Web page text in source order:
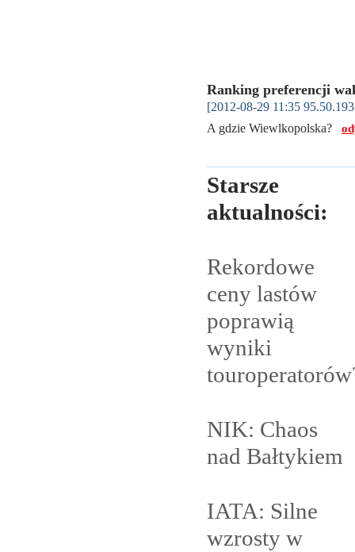
Ranking preferencji
[2012-08-29 11:35
A gdzie Wiewlkopolska?
Starsze
aktualności:
Rekordowe
ceny lastów
poprawią
wyniki
NIK: Chaos
nad Bałtykiem
IATA: Silne
wzrosty w